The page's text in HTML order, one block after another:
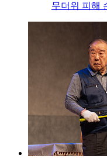
무더위 피해